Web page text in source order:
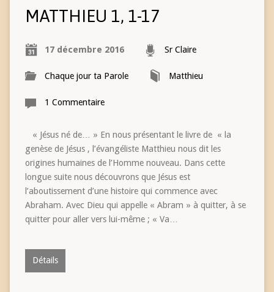
MATTHIEU 1, 1-17
17 décembre 2016 Sr Claire
Chaque jour ta Parole Matthieu
1 Commentaire
« Jésus né de… » En nous présentant le livre de « la
genèse de Jésus , l’évangéliste Matthieu nous dit les
origines humaines de l’Homme nouveau. Dans cette
longue suite nous découvrons que Jésus est
l’aboutissement d’une histoire qui commence avec
Abraham. Avec Dieu qui appelle « Abram » à quitter, à se
quitter pour aller vers lui-même ; « Va…
Détails